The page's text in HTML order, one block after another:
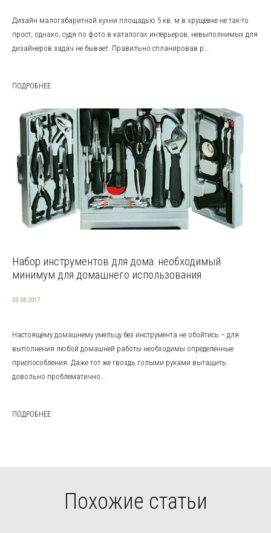
Дизайн малогабаритной кухни площадью 5 кв. м в хрущёвке не так-то
прост, однако, судя по фото в каталогах интерьеров, невыполнимых для
дизайнеров задач не бывает. Правильно спланировав р...
ПОДРОБНЕЕ
Набор инструментов для дома: необходимый
минимум для домашнего использования
03.08.2017
Настоящему домашнему умельцу без инструмента не обойтись – для
выполнения любой домашней работы необходимы определенные
приспособления. Даже тот же гвоздь голыми руками вытащить
довольно проблематично...
ПОДРОБНЕЕ
Похожие статьи